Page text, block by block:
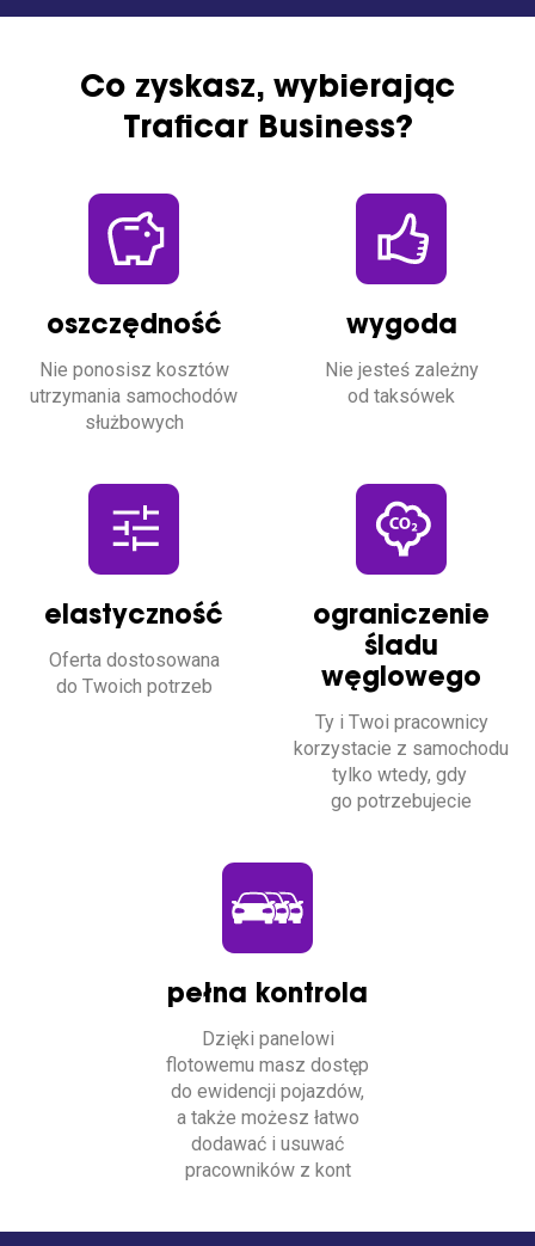
Samochody osobowe i dostawcze
Kanał nadawczy
Pomoc
Co zyskasz, wybierając
Traficar Business?
oszczędność
Nie ponosisz kosztów
utrzymania samochodów
służbowych
wygoda
Nie jesteś zależny
od taksówek
elastyczność
Oferta dostosowana
do Twoich potrzeb
ograniczenie
śladu
węglowego
Ty i Twoi pracownicy
korzystacie z samochodu
tylko wtedy, gdy
go potrzebujecie
pełna kontrola
Dzięki panelowi
flotowemu masz dostęp
do ewidencji pojazdów,
a także możesz łatwo
dodawać i usuwać
pracowników z kont